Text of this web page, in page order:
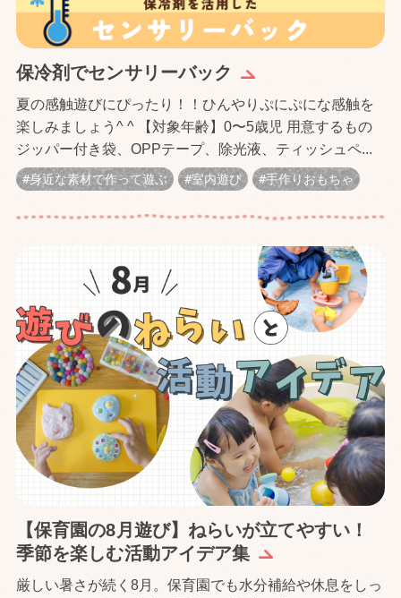
保冷剤でセンサリーバック
夏の感触遊びにぴったり！！ひんやりぷにぷにな感触を
楽しみましょう^ ^ 【対象年齢】0〜5歳児 用意するもの
ジッパー付き袋、OPPテープ、除光液、ティッシュペ...
身近な素材で作って遊ぶ 室内遊び 手作りおもちゃ
【保育園の8月遊び】ねらいが立てやすい！
季節を楽しむ活動アイデア集
厳しい暑さが続く8月。保育園でも水分補給や休息をしっ